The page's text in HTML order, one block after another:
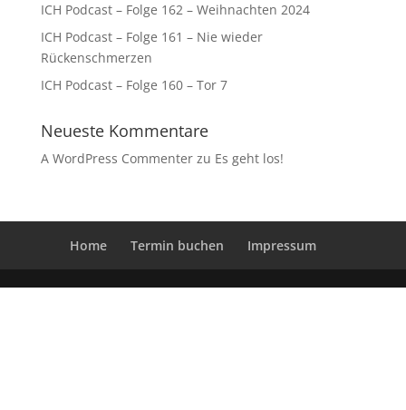
ICH Podcast – Folge 162 – Weihnachten 2024
ICH Podcast – Folge 161 – Nie wieder
Rückenschmerzen
ICH Podcast – Folge 160 – Tor 7
Neueste Kommentare
A WordPress Commenterzu Es geht los!
Home Termin buchen Impressum